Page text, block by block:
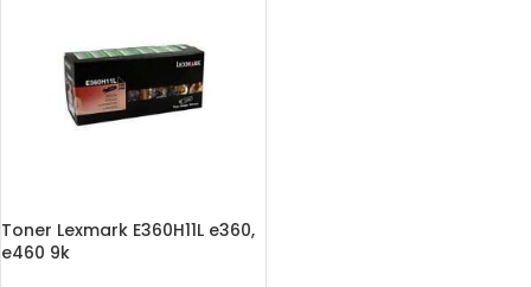
Toner Lexmark E360H11L e360,
e460 9k